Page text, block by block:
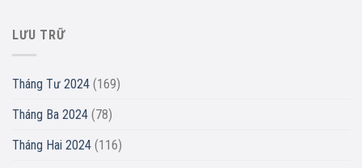
LƯU TRỮ
Tháng Tư 2024 (169)
Tháng Ba 2024 (78)
Tháng Hai 2024 (116)